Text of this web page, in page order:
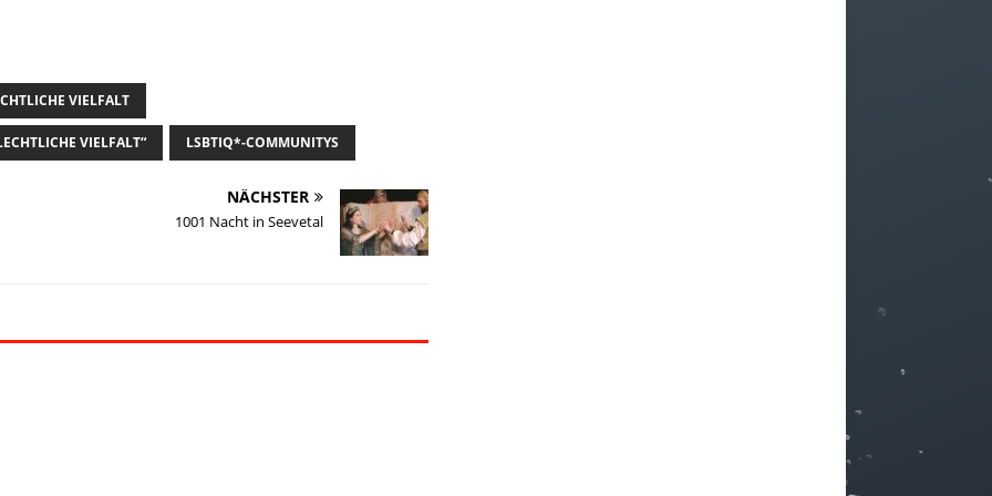
VIELFALT
VIELFALT“ LSBTIQ*-COMMUNITYS
NÄCHSTER
1001 Nacht in Seevetal